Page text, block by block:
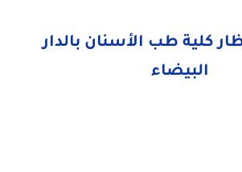
كلية طب الأسنان بالدار
البيضاء